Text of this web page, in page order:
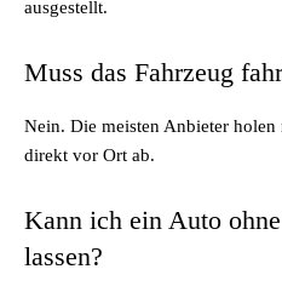
ausgestellt.
Muss das Fahrzeug
Nein. Die meisten Anbieter holen
direkt vor Ort ab.
Kann ich ein Auto
lassen?